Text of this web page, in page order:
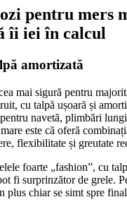
pentru mers
îi iei în calcul
amortizată
mai sigură pentru
cu talpă ușoară și
navetă, plimbări
este că oferă
flexibilitate și greutate
foarte „fashion”, cu
fi surprinzător de grele.
plus chiar se simt spre